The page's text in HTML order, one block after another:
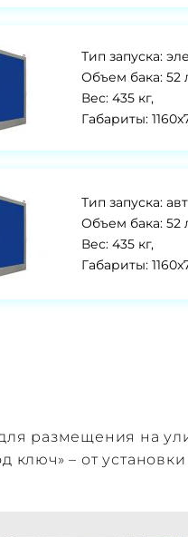
Тип запуска:
Объем бака: 52
Вес: 435 кг,
Габариты:
Тип запуска:
Объем бака: 52
Вес: 435 кг,
Габариты:
для размещения
ключ» – от